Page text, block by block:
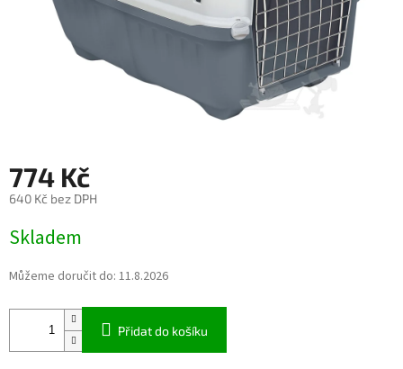
774 Kč
640 Kč bez DPH
cena:
Skladem
Můžeme doručit do: 11.8.2026
Přidat do košíku